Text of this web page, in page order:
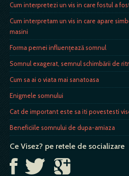
Cum interpretezi un vis in care fostul a
Cum interpretam un vis in care apare
masini
Forma pernei influenţează somnul
Somnul exagerat, semnul schimbării de
Cum sa ai o viata mai sanatoasa
Enigmele somnului
Cat de important este sa iti povestesti
Beneficiile somnului de dupa-amiaza
Ce Visez? pe retele de socializare